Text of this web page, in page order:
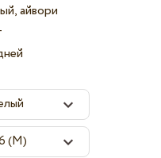
айвори